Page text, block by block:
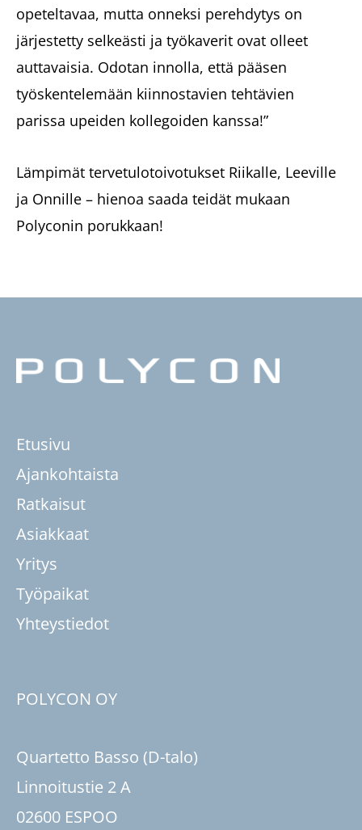
opeteltavaa, mutta onneksi perehdytys on
järjestetty selkeästi ja työkaverit ovat olleet
auttavaisia. Odotan innolla, että pääsen
työskentelemään kiinnostavien tehtävien
parissa upeiden kollegoiden kanssa!”
Lämpimät tervetulotoivotukset Riikalle, Leeville
ja Onnille – hienoa saada teidät mukaan
Polyconin porukkaan!
Etusivu
Ajankohtaista
Ratkaisut
Asiakkaat
Yritys
Työpaikat
Yhteystiedot
POLYCON OY
Quartetto Basso (D-talo)
Linnoitustie 2 A
02600 ESPOO